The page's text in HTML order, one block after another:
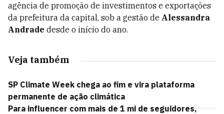
agência de promoção de investimentos e exportações
da prefeitura da capital, sob a gestão de Alessandra
Andrade desde o início do ano.
Veja também
SP Climate Week chega ao fim e vira plataforma
permanente de ação climática
Para influencer com mais de 1 mi de seguidores,